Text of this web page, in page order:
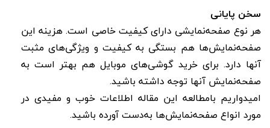
سخن پایانی
هر نوع صفحه‌نمایشی دارای کیفیت خاصی است. هزینه این
صفحه‌نمایش‌ها هم بستگی به کیفیت و ویژگی‌های مثبت
آنها دارد. برای خرید گوشی‌های موبایل هم بهتر است به
صفحه‌نمایش آنها توجه داشته باشید.
امیدواریم بامطالعه این مقاله اطلاعات خوب و مفیدی در
مورد انواع صفحه‌نمایش‌ها به‌دست آورده باشید.